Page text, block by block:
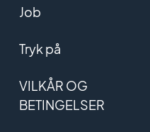
Job
Tryk på
VILKÅR OG
BETINGELSER